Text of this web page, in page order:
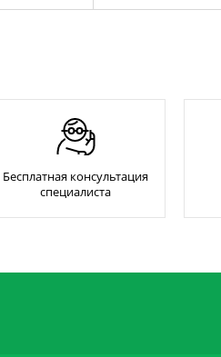
Бесплатная консультация
специалиста